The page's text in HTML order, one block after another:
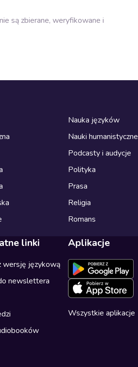
są zbierane, weryfikowane i
Nauka języków
Nauki humanistyczne
Podcasty i audycje
Polityka
Prasa
Religia
Romans
linki
wersję językową
newslettera
Aplikacje
Wszystkie aplikacje